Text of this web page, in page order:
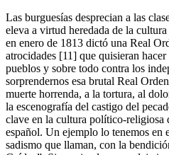
Las burguesías desprecian a las
eleva a virtud heredada de la
en enero de 1813 dictó una Real
atrocidades [11] que quisieran
pueblos y sobre todo contra los
sorprendernos esa brutal Real
muerte horrenda, a la tortura, al
la escenografía del castigo del
clave en la cultura político-religiosa
español. Un ejemplo lo tenemos en
sadismo que llaman, con la